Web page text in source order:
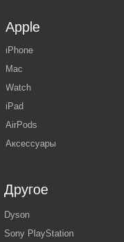
iPhone
Watch
iPad
Mac
AirPods
Аксессуары
Dyson
Sony PlayStation
Apple
Другое